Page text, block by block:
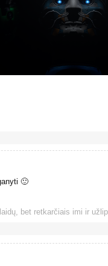
🙂
bet retkarčiais imi ir